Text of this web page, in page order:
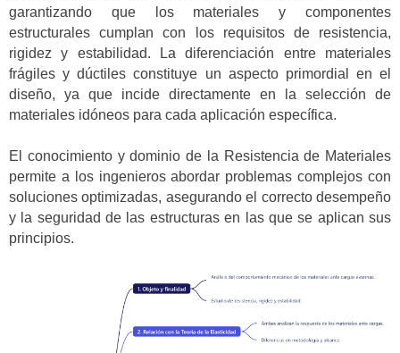
garantizando que los materiales y componentes
estructurales cumplan con los requisitos de resistencia,
rigidez y estabilidad. La diferenciación entre materiales
frágiles y dúctiles constituye un aspecto primordial en el
diseño, ya que incide directamente en la selección de
materiales idóneos para cada aplicación específica.
El conocimiento y dominio de la Resistencia de Materiales
permite a los ingenieros abordar problemas complejos con
soluciones optimizadas, asegurando el correcto desempeño
y la seguridad de las estructuras en las que se aplican sus
principios.